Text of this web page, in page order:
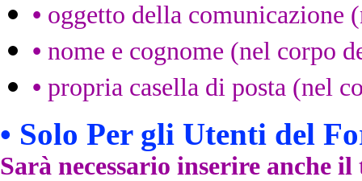
• oggetto della comunicazione
• nome e cognome (nel corpo
• propria casella di posta (nel
• Solo Per gli Utenti del
Sarà necessario inserire anche il